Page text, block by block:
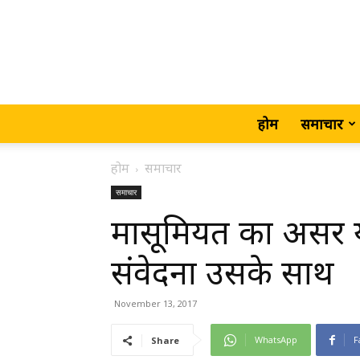
होम समाचार
होम समाचार
समाचार
मासूमियत का असर
संवेदना उसके साथ
November 13, 2017
Share WhatsApp